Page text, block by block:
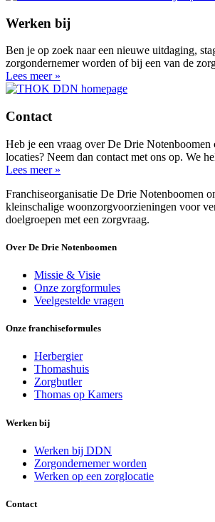
Werken bij
Ben je op zoek naar een nieuwe uitdaging,
zorgondernemer worden of bij een van de
Lees meer »
Contact
Heb je een vraag over De Drie Notenboomen
locaties? Neem dan contact met ons op. We
Lees meer »
Franchiseorganisatie De Drie Notenboomen
kleinschalige woonzorgvoorzieningen voor
doelgroepen met een zorgvraag.
Over De Drie Notenboomen
Missie & Visie
Onze zorgformules
Veelgestelde vragen
Onze franchiseformules
Herbergier
Thomashuis
Zorgbutler
Thomas op Kamers
Werken bij
Werken bij DDN
Zorgondernemer worden
Werken op een zorglocatie
Contact